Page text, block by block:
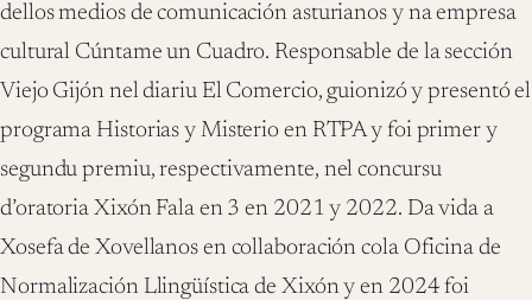
dellos medios de comunicación asturianos y na empresa
cultural Cúntame un Cuadro. Responsable de la sección
Viejo Gijón nel diariu El Comercio, guionizó y presentó el
programa Historias y Misterio en RTPA y foi primer y
segundu premiu, respectivamente, nel concursu
d’oratoria Xixón Fala en 3 en 2021 y 2022. Da vida a
Xosefa de Xovellanos en collaboración cola Oficina de
Normalización Llingüística de Xixón y en 2024 foi